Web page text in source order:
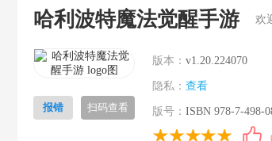
哈利波特魔法觉醒手游 欢
报错 扫码查看
版本： v1.20.224070
隐私： 查看
版号： ISBN 978-7-498-